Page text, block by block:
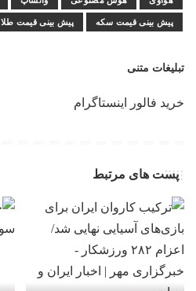
پیش بینی قیمت سکه پیش بینی قیمت طلا
تبلیغات متنی
خرید فالور اینستاگرام
پست های مرتبط